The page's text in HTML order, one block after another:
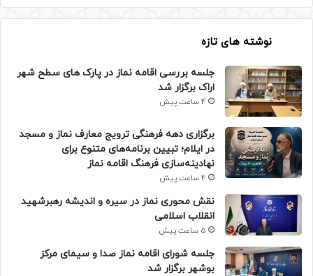
نوشته های تازه
جلسه بررسی اقامه نماز در پارک های سطح شهر
اراک برگزار شد
4 ساعت پیش
برگزاری دهه فرهنگی ترویج معارف نماز و مسجد
در ایلام؛ تبیین برنامه‌های متنوع برای
نهادینه‌سازی فرهنگ اقامه نماز
4 ساعت پیش
نقش محوری نماز در سیره و اندیشه رهبرشهید
انقلاب اسلامی
5 ساعت پیش
جلسه شورای اقامه نماز صدا و سیمای مرکز
بوشهر برگزار شد